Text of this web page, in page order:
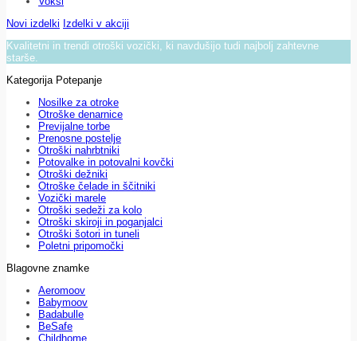
Novi izdelki Izdelki v akciji
Kvalitetni in trendi otroški vozički, ki navdušijo tudi najbolj zahtevne
starše.
Kategorija Potepanje
Nosilke za otroke
Otroške denarnice
Previjalne torbe
Prenosne postelje
Otroški nahrbtniki
Potovalke in potovalni kovčki
Otroški dežniki
Otroške čelade in ščitniki
Vozički marele
Otroški sedeži za kolo
Otroški skiroji in poganjalci
Otroški šotori in tuneli
Poletni pripomočki
Blagovne znamke
Aeromoov
Babymoov
Badabulle
BeSafe
Childhome